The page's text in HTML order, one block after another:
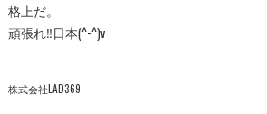
格上だ。
頑張れ‼︎日本(^-^)v
株式会社LAD369